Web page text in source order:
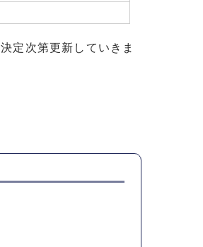
定次第更新していきま